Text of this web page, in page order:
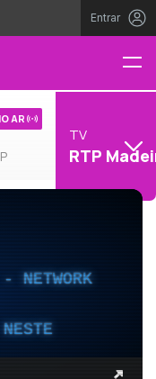
Entrar
AR
TV
RTP
NETWORK